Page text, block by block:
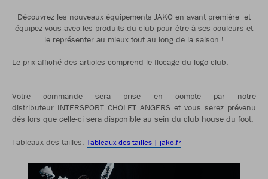
Découvrez les nouveaux équipements JAKO en avant première et
équipez-vous avec les produits du club pour être à ses couleurs et
le représenter au mieux tout au long de la saison !
Le prix affiché des articles comprend le flocage du logo club.
Votre commande sera prise en compte par notre
distributeur INTERSPORT CHOLET ANGERS et vous serez prévenu
dès lors que celle-ci sera disponible au sein du club house du foot.
Tableaux des tailles: Tableaux des tailles | jako.fr